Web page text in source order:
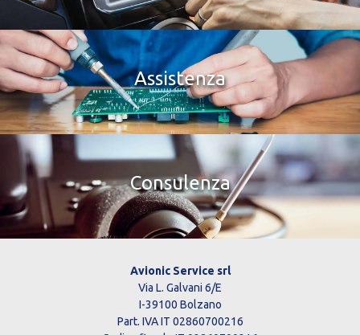
Assistenza
Consulenza
Avionic Service srl
Via L. Galvani 6/E
I-39100 Bolzano
Part. IVA IT 02860700216